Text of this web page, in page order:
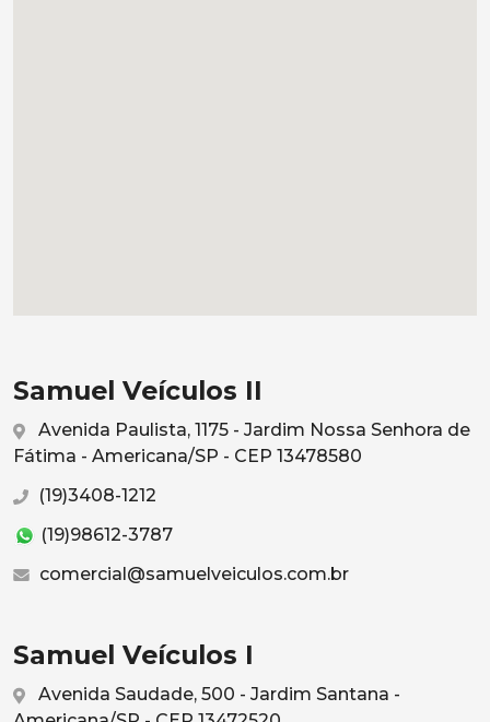
Samuel Veículos II
Avenida Paulista, 1175 - Jardim Nossa Senhora de
Fátima - Americana/SP - CEP 13478580
(19)3408-1212
(19)98612-3787
comercial@samuelveiculos.com.br
Samuel Veículos I
Avenida Saudade, 500 - Jardim Santana -